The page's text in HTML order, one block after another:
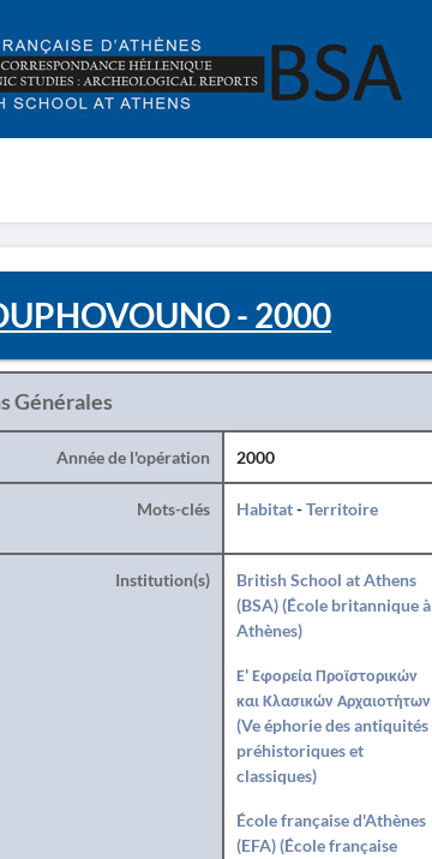
- 2000
Générales
Année de l'opération 2000
Mots-clés Habitat-Territoire
Institution(s)
British School at Athens
(BSA) (École britannique à
Athènes)
Ε' Εφορεία Προϊστορικών
και Κλασικών Αρχαιοτήτων
(Ve éphorie des antiquités
préhistoriques et
classiques)
École française d'Athènes
(EFA) (École française